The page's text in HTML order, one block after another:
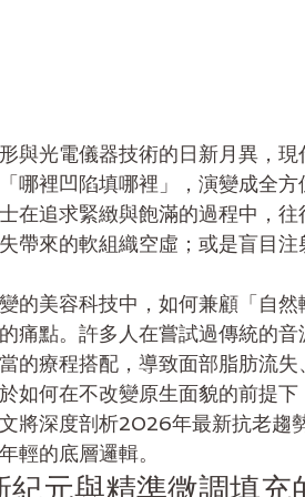
與光電儀器技術的日新月異，
哪裡凹陷填哪裡」，演變成全
在追求緊緻與飽滿的過程中，
帶來的軟組織空虛；或是盲目
的美容科技中，如何兼顧「自
痛點。許多人在嘗試過傳統的
的療程搭配，導致面部脂肪流
如何在不改變原生面貌的前提
將深度剖析2026年最新抗老趨
輕的底層邏輯。